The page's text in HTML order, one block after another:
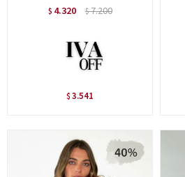
$ 4.320 $7.200
$ 3.541